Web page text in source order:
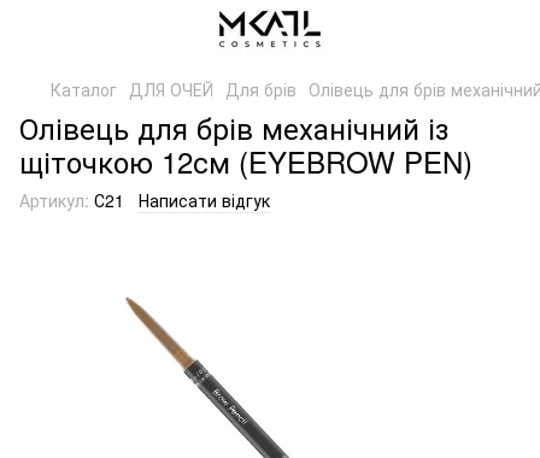
Каталог ДЛЯ ОЧЕЙ Для брів Олівець для брів
Олівець для брів механічний із
щіточкою 12см (EYEBROW PEN)
Артикул: С21 Написати відгук